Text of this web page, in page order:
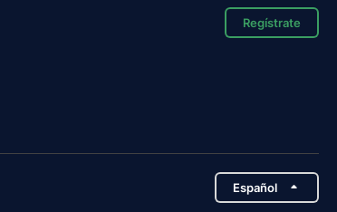
Regístrate
Español